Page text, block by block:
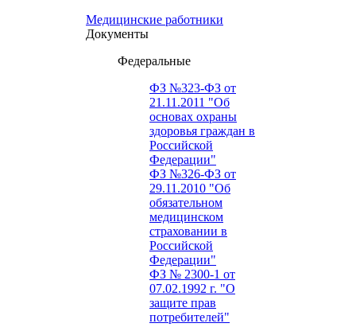
Медицинские работники
Документы
Федеральные
ФЗ №323-ФЗ от
21.11.2011 "Об
основах охраны
здоровья граждан в
Российской
Федерации"
ФЗ №326-ФЗ от
29.11.2010 "Об
обязательном
медицинском
страховании в
Российской
Федерации"
ФЗ № 2300-1 от
07.02.1992 г. "О
защите прав
потребителей"